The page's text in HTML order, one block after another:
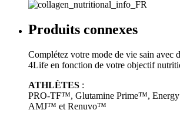
Produits connexes
Complétez votre mode de vie sain avec
4Life en fonction de votre objectif
ATHLÈTES :
PRO-TF™, Glutamine Prime™,
AMJ™ et Renuvo™